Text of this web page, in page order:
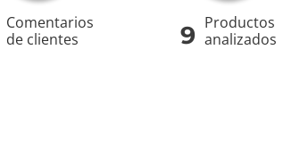
Comentarios
de clientes
9 Productos
analizados